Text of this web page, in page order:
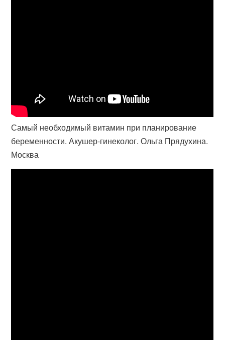
Самый необходимый витамин при планирование
беременности. Акушер-гинеколог. Ольга Прядухина.
Москва